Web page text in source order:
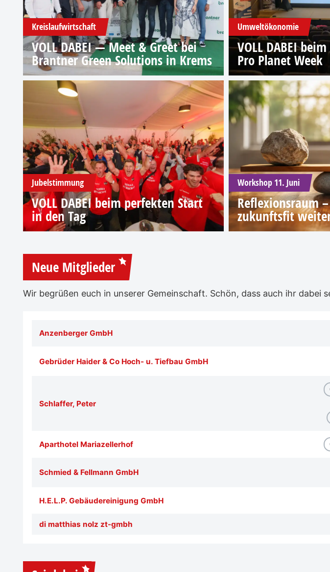
Kreislaufwirtschaft
VOLL DABEI — Meet & Greet bei
Brantner Green Solutions in Krems
Umweltökonomie
VOLL DABEI
Pro Planet Week
Jubelstimmung
VOLL DABEI beim perfekten Start
in den Tag
Workshop 11. Juni
Reflexionsraum
zukunftsfit
Neue Mitglieder
Wir begrüßen euch in unserer Gemeinschaft. Schön, dass auch ihr dabei
Anzenberger GmbH
Gebrüder Haider & Co Hoch- u. Tiefbau GmbH
Schlaffer, Peter
Aparthotel Mariazellerhof
Schmied & Fellmann GmbH
H.E.L.P. Gebäudereinigung GmbH
di matthias nolz zt-gmbh